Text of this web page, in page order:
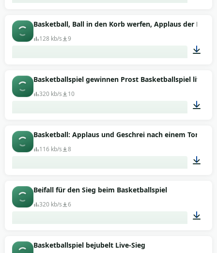
00:18
Basketball, Ball in den Korb werfen, Applaus der Fans
128 kb/s 9
00:49
Basketballspiel gewinnen Prost Basketballspiel live
320 kb/s 10
00:26
Basketball: Applaus und Geschrei nach einem Tor
116 kb/s 8
Beifall für den Sieg beim Basketballspiel
320 kb/s 6
Basketballspiel bejubelt Live-Sieg